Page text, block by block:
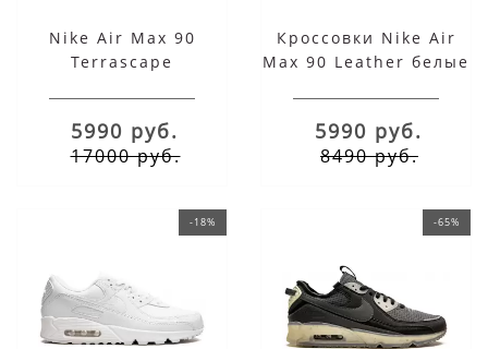
Nike Air Max 90
Terrascape
5990 руб.
17000 руб.
Кроссовки Nike Air
Max 90 Leather белые
5990 руб.
8490 руб.
-18% -65%